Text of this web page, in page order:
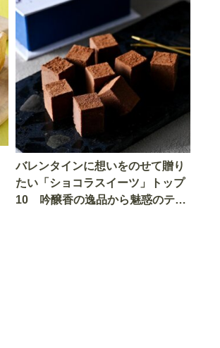
バレンタインに想いをのせて贈り
たい「ショコラスイーツ」トップ
10 吟醸香の逸品から魅惑のテリ